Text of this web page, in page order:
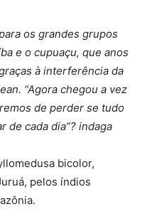
os grandes grupos
e o cupuaçu, que anos
à interferência da
“Agora chegou a vez
de perder se tudo
de cada dia”? indaga
bicolor,
pelos índios